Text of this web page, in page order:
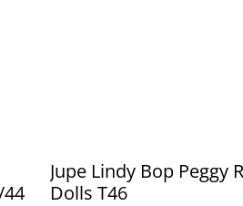
Jupe Lindy Bop Peggy
Dolls T46